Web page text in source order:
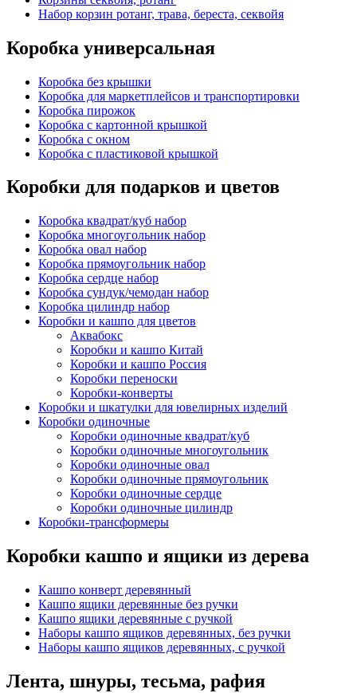
Набор корзин ротанг, трава, береста, секвойя
Коробка универсальная
Коробка без крышки
Коробка для маркетплейсов и транспортировки
Коробка пирожок
Коробка с картонной крышкой
Коробка с окном
Коробка с пластиковой крышкой
Коробки для подарков и цветов
Коробка квадрат/куб набор
Коробка многоугольник набор
Коробка овал набор
Коробка прямоугольник набор
Коробка сердце набор
Коробка сундук/чемодан набор
Коробка цилиндр набор
Коробки и кашпо для цветов
Аквабокс
Коробки и кашпо Китай
Коробки и кашпо Россия
Коробки переноски
Коробки-конверты
Коробки и шкатулки для ювелирных изделий
Коробки одиночные
Коробки одиночные квадрат/куб
Коробки одиночные многоугольник
Коробки одиночные овал
Коробки одиночные прямоугольник
Коробки одиночные сердце
Коробки одиночные цилиндр
Коробки-трансформеры
Коробки кашпо и ящики из дерева
Кашпо конверт деревянный
Кашпо ящики деревянные без ручки
Кашпо ящики деревянные с ручкой
Наборы кашпо ящиков деревянных, без ручки
Наборы кашпо ящиков деревянных, с ручкой
Лента, шнуры, тесьма, рафия